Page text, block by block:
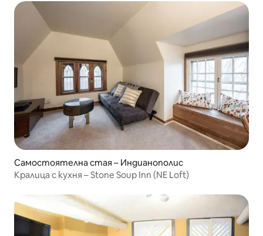
Самостоятелна стая – Индианополис
Кралица с кухня – Stone Soup Inn (NE Loft)